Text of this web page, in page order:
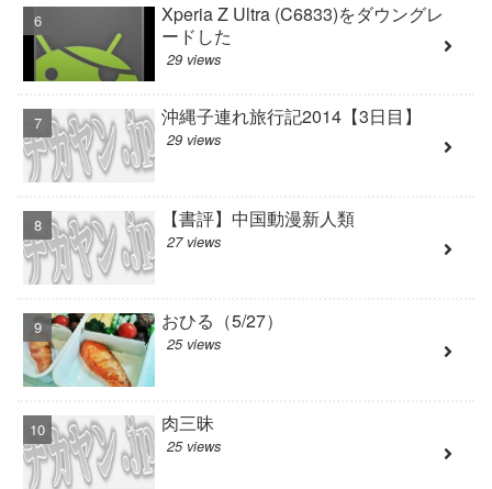
Xperia Z Ultra (C6833)をダウングレ
ードした
29 views
沖縄子連れ旅行記2014【3日目】
29 views
【書評】中国動漫新人類
27 views
おひる（5/27）
25 views
肉三昧
25 views